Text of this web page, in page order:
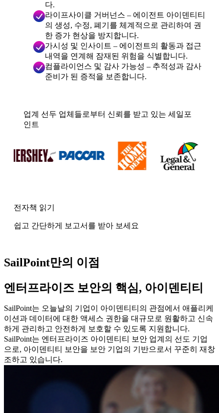
다.
라이프사이클 거버넌스 – 에이전트 아이덴티티
의 생성, 수정, 폐기를 체계적으로 관리하여 권
한 증가 현상을 방지합니다.
가시성 및 인사이트 – 에이전트의 활동과 접근
내역을 연계해 잠재된 위험을 식별합니다.
컴플라이언스 및 감사 가능성 – 추적성과 감사
준비가 된 증적을 보존합니다.
업계 선두 업체들로부터 신뢰를 받고 있는 세일포
인트
전자책 읽기
쉽고 간단하게 보고서를 받아 보세요
SailPoint만의 이점
엔터프라이즈 보안의 핵심, 아이덴티티
SailPoint는 오늘날의 기업이 아이덴티티의 관점에서 애플리케
이션과 데이터에 대한 액세스 권한을 대규모로 원활하고 신속
하게 관리하고 안전하게 보호할 수 있도록 지원합니다.
SailPoint는 엔터프라이즈 아이덴티티 보안 업계의 선도 기업
으로, 아이덴티티 보안을 보안 기업의 기반으로서 꾸준히 재창
조하고 있습니다.